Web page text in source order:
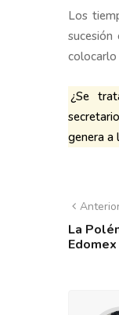
Los
sucesión
colocarlo
¿Se
genera a
La
Edomex